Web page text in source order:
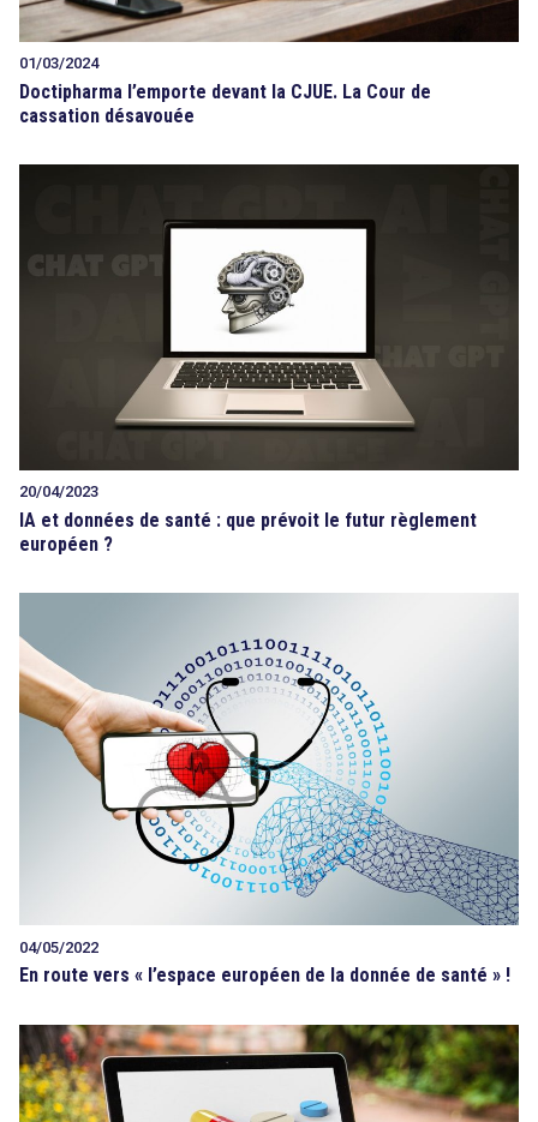
01/03/2024
Doctipharma l’emporte devant la CJUE. La Cour de
cassation désavouée
20/04/2023
IA et données de santé : que prévoit le futur règlement
européen ?
04/05/2022
En route vers « l’espace européen de la donnée de santé » !